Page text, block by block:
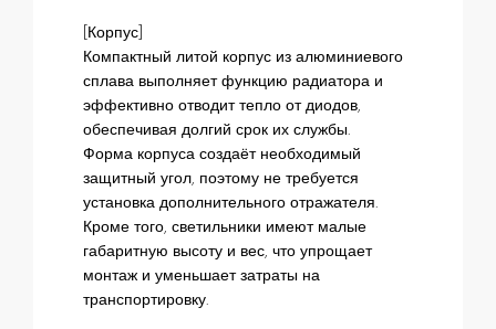
[Корпус]
Компактный литой корпус из алюминиевого
сплава выполняет функцию радиатора и
эффективно отводит тепло от диодов,
обеспечивая долгий срок их службы.
Форма корпуса создаёт необходимый
защитный угол, поэтому не требуется
установка дополнительного отражателя.
Кроме того, светильники имеют малые
габаритную высоту и вес, что упрощает
монтаж и уменьшает затраты на
транспортировку.